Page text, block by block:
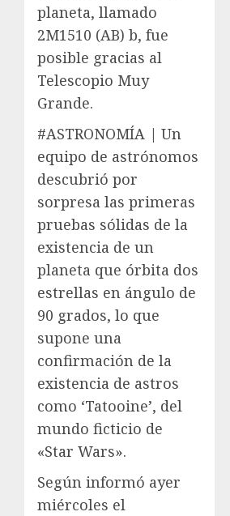
planeta, llamado
2M1510 (AB) b, fue
posible gracias al
Telescopio Muy
Grande.
#ASTRONOMÍA | Un
equipo de astrónomos
descubrió por
sorpresa las primeras
pruebas sólidas de la
existencia de un
planeta que órbita dos
estrellas en ángulo de
90 grados, lo que
supone una
confirmación de la
existencia de astros
como ‘Tatooine’, del
mundo ficticio de
«Star Wars».
Según informó ayer
miércoles el